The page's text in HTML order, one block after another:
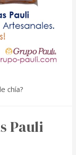
chía?
Pauli